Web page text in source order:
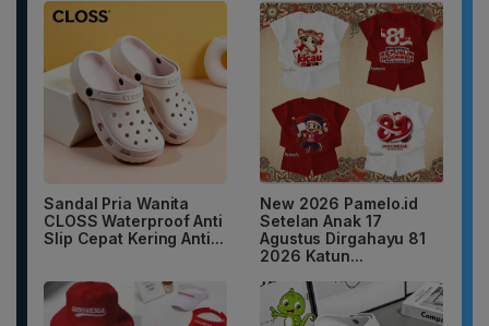
Sandal Pria Wanita
CLOSS Waterproof Anti
Slip Cepat Kering Anti...
New 2026 Pamelo.id
Setelan Anak 17
Agustus Dirgahayu 81
2026 Katun...